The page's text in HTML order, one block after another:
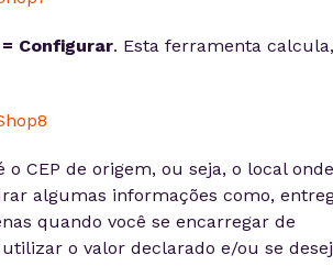
Configurar. Esta ferramenta calcula,
CEP de origem, ou seja, o local onde
algumas informações como,
quando você se encarregar de
o valor declarado e/ou se